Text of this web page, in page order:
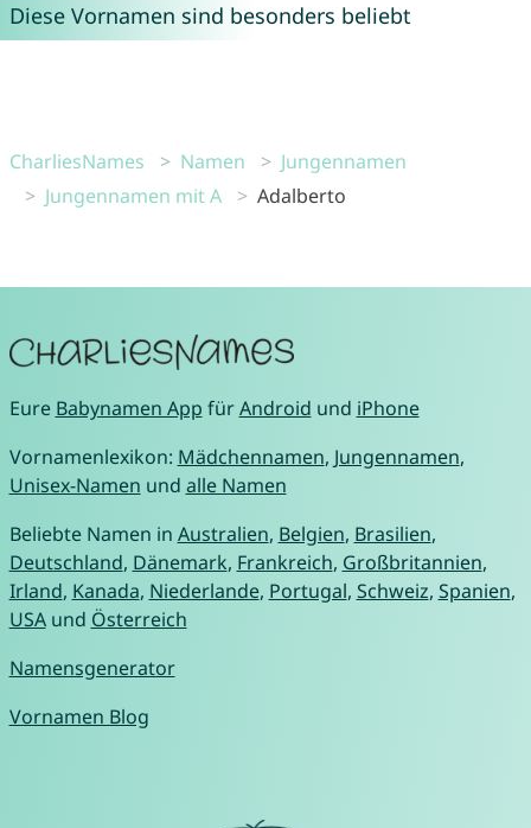
Diese Vornamen sind besonders beliebt
CharliesNames Namen
Jungennamen
Jungennamen mit A
Adalberto
Eure Babynamen App fürAndroid und iPhone
Vornamenlexikon: Mädchennamen, Jungennamen,
Unisex-Namen und alle Namen
Beliebte Namen in Australien, Belgien, Brasilien,
Deutschland, Dänemark, Frankreich, Großbritannien,
Irland, Kanada, Niederlande, Portugal, Schweiz, Spanien,
USAund Österreich
Namensgenerator
Vornamen Blog